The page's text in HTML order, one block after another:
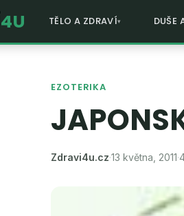
4U TĚLO A ZDRAVÍ DUŠE
EZOTERIKA
Zdravi4u.cz·13 května, 2011·